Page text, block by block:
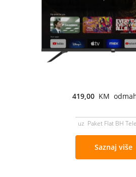
419,00 KM
uz Paket Flat BH
Saznaj više